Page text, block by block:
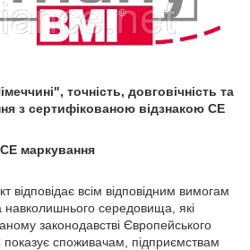
точність, довговічність та
з сертифікованою відзнакою CE
СЕ маркування
відповідає всім відповідним вимогам
середовища, які
законодавстві Європейського
споживачам, підприємствам